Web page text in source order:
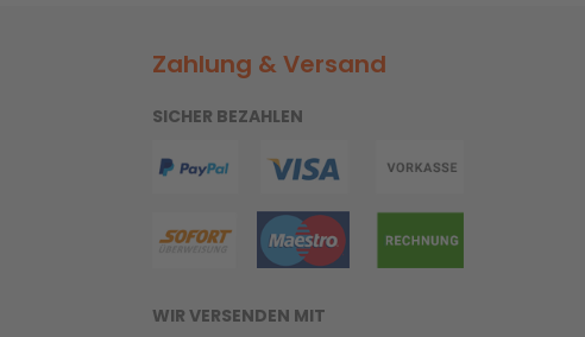
Zahlung & Versand
SICHER BEZAHLEN
WIR VERSENDEN MIT